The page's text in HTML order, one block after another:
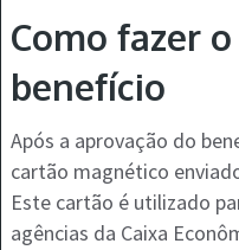
Como fazer
benefício
Após a aprovação do
cartão magnético
Este cartão é utilizado
agências da Caixa